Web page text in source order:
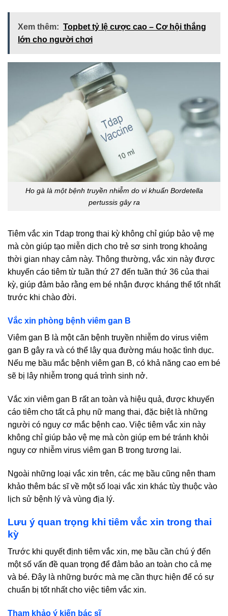
Xem thêm: Topbet tỷ lệ cược cao – Cơ hội thắng
lớn cho người chơi
Ho gà là một bệnh truyền nhiễm do vi khuẩn Bordetella
pertussis gây ra
Tiêm vắc xin Tdap trong thai kỳ không chỉ giúp bảo vệ mẹ
mà còn giúp tạo miễn dịch cho trẻ sơ sinh trong khoảng
thời gian nhạy cảm này. Thông thường, vắc xin này được
khuyến cáo tiêm từ tuần thứ 27 đến tuần thứ 36 của thai
kỳ, giúp đảm bảo rằng em bé nhận được kháng thể tốt nhất
trước khi chào đời.
Vắc xin phòng bệnh viêm gan B
Viêm gan B là một căn bệnh truyền nhiễm do virus viêm
gan B gây ra và có thể lây qua đường máu hoặc tình dục.
Nếu mẹ bầu mắc bệnh viêm gan B, có khả năng cao em bé
sẽ bị lây nhiễm trong quá trình sinh nở.
Vắc xin viêm gan B rất an toàn và hiệu quả, được khuyến
cáo tiêm cho tất cả phụ nữ mang thai, đặc biệt là những
người có nguy cơ mắc bệnh cao. Việc tiêm vắc xin này
không chỉ giúp bảo vệ mẹ mà còn giúp em bé tránh khỏi
nguy cơ nhiễm virus viêm gan B trong tương lai.
Ngoài những loại vắc xin trên, các mẹ bầu cũng nên tham
khảo thêm bác sĩ về một số loại vắc xin khác tùy thuộc vào
lịch sử bệnh lý và vùng địa lý.
Lưu ý quan trọng khi tiêm vắc xin trong thai
kỳ
Trước khi quyết định tiêm vắc xin, mẹ bầu cần chú ý đến
một số vấn đề quan trọng để đảm bảo an toàn cho cả mẹ
và bé. Đây là những bước mà mẹ cần thực hiện để có sự
chuẩn bị tốt nhất cho việc tiêm vắc xin.
Tham khảo ý kiến bác sĩ